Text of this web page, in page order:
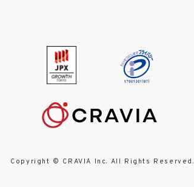
Copyright © CRAVIA Inc. All Rights Reserved.